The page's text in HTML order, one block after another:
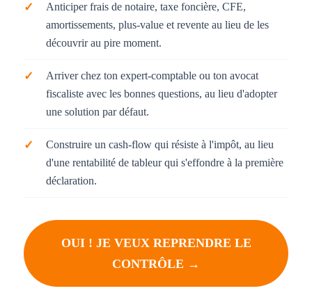
Anticiper frais de notaire, taxe foncière, CFE,
amortissements, plus-value et revente au lieu de les
découvrir au pire moment.
Arriver chez ton expert-comptable ou ton avocat
fiscaliste avec les bonnes questions, au lieu d'adopter
une solution par défaut.
Construire un cash-flow qui résiste à l'impôt, au lieu
d'une rentabilité de tableur qui s'effondre à la première
déclaration.
OUI ! JE VEUX REPRENDRE LE
CONTRÔLE →